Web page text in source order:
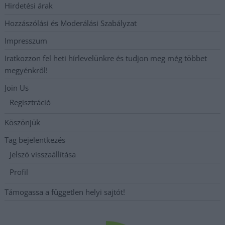
Hirdetési árak
Hozzászólási és Moderálási Szabályzat
Impresszum
Iratkozzon fel heti hírlevelünkre és tudjon meg még többet
megyénkről!
Join Us
Regisztráció
Köszönjük
Tag bejelentkezés
Jelszó visszaállítása
Profil
Támogassa a független helyi sajtót!